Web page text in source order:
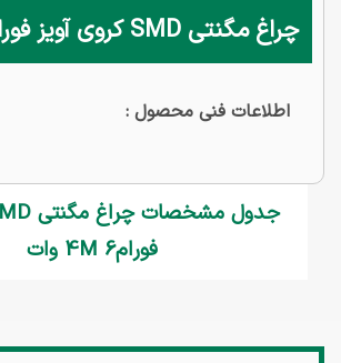
چراغ مگنتی SMD کروی آویز فورام4M 6 وات
اطلاعات فنی محصول :
فورام4M 6 وات